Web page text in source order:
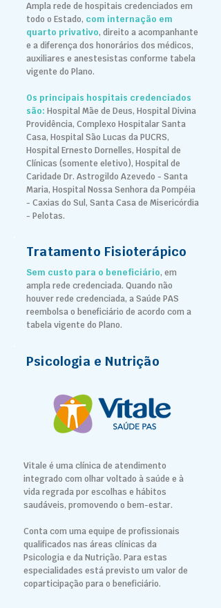
Ampla rede de hospitais credenciados em
todo o Estado, com internação em
quarto privativo, direito a acompanhante
e a diferença dos honorários dos médicos,
auxiliares e anestesistas conforme tabela
vigente do Plano.
Os principais hospitais credenciados
são: Hospital Mãe de Deus, Hospital Divina
Providência, Complexo Hospitalar Santa
Casa, Hospital São Lucas da PUCRS,
Hospital Ernesto Dornelles, Hospital de
Clínicas (somente eletivo), Hospital de
Caridade Dr. Astrogildo Azevedo - Santa
Maria, Hospital Nossa Senhora da Pompéia
- Caxias do Sul, Santa Casa de Misericórdia
- Pelotas.
Tratamento Fisioterápico
Sem custo para o beneficiário, em
ampla rede credenciada. Quando não
houver rede credenciada, a Saúde PAS
reembolsa o beneficiário de acordo com a
tabela vigente do Plano.
Psicologia e Nutrição
Vitale é uma clínica de atendimento
integrado com olhar voltado à saúde e à
vida regrada por escolhas e hábitos
saudáveis, promovendo o bem-estar.
Conta com uma equipe de profissionais
qualificados nas áreas clínicas da
Psicologia e da Nutrição. Para estas
especialidades está previsto um valor de
coparticipação para o beneficiário.